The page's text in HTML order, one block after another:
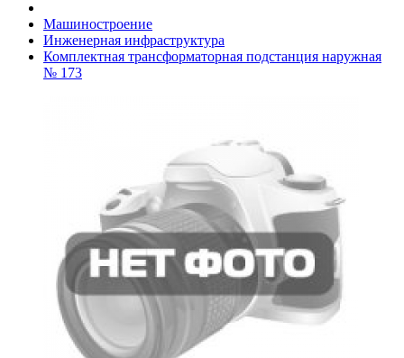
Машиностроение
Инженерная инфраструктура
Комплектная трансформаторная подстанция наружная
№ 173